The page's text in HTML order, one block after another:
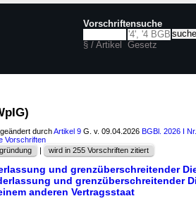
Vorschriftensuche
§ / Artikel Gesetz
durchArtikel 9 G. v. 09.04.2026 BGBl. 2026 I
Vorschriften
| wird in 255 Vorschriften zitiert
und grenzüberschreitender
und grenzüberschreitender
anderen Vertragsstaat